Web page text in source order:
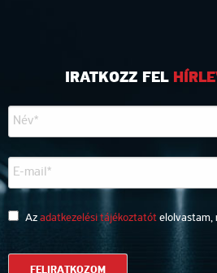
IRATKOZZ FEL
Az adatkezelési tájékoztatót elolvastam,